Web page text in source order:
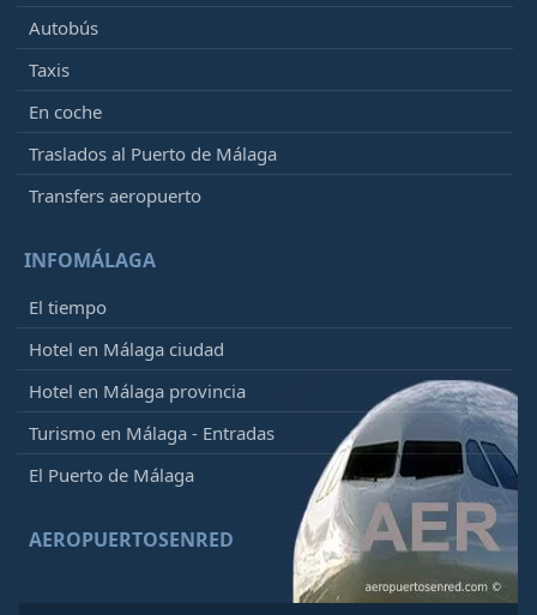
Autobús
Taxis
En coche
Traslados al Puerto de Málaga
Transfers aeropuerto
INFOMÁLAGA
El tiempo
Hotel en Málaga ciudad
Hotel en Málaga provincia
Turismo en Málaga - Entradas
El Puerto de Málaga
AEROPUERTOSENRED